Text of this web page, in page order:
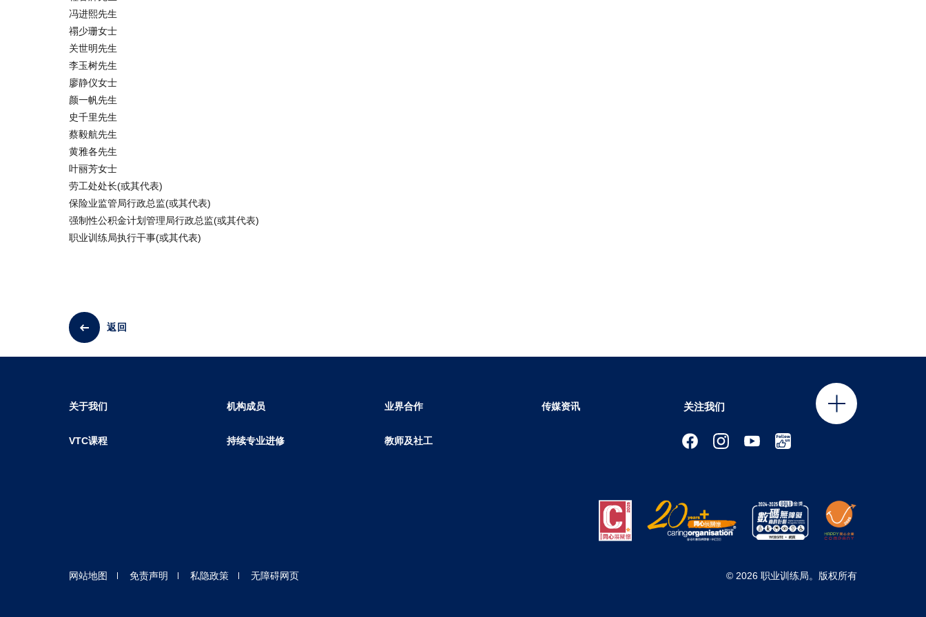
冯进熙先生
禤少珊女士
关世明先生
李玉树先生
廖静仪女士
颜一帆先生
史千里先生
蔡毅航先生
黄雅各先生
叶丽芳女士
劳工处处长(或其代表)
保险业监管局行政总监(或其代表)
强制性公积金计划管理局行政总监(或其代表)
职业训练局执行干事(或其代表)
返回
关注我们
关于我们 机构成员 业界合作 传媒资讯
VTC课程 持续专业进修 教师及社工
网站地图 免责声明 私隐政策 无障碍网页 © 2026 职业训练局。版权所有